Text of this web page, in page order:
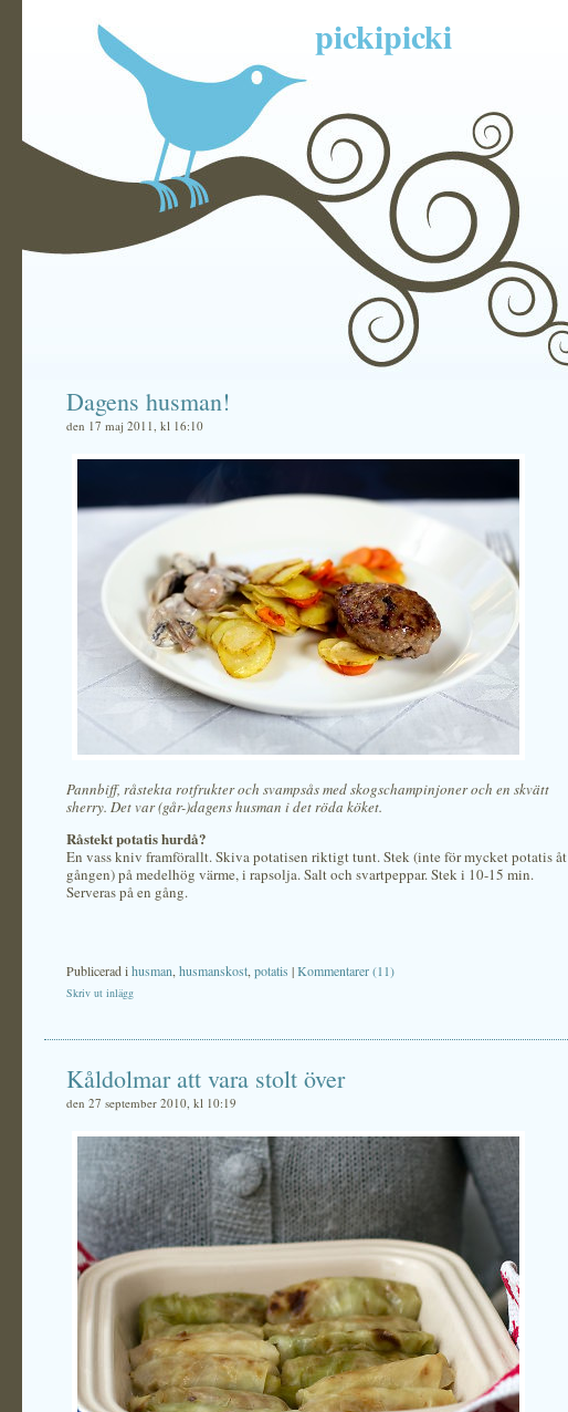
pickipicki
Dagens husman!
den 17 maj 2011, kl 16:10
Pannbiff, råstekta rotfrukter och svampsås med skogschampinjoner och en skvätt
sherry. Det var (går-)dagens husman i det röda köket.
Råstekt potatis hurdå?
En vass kniv framförallt. Skiva potatisen riktigt tunt. Stek (inte för mycket potatis åt
gången) på medelhög värme, i rapsolja. Salt och svartpeppar. Stek i 10-15 min.
Serveras på en gång.
Publicerad ihusman husmanskost potatis |Kommentarer (11)
Skriv ut inlägg
Kåldolmar att vara stolt över
den 27 september 2010, kl 10:19